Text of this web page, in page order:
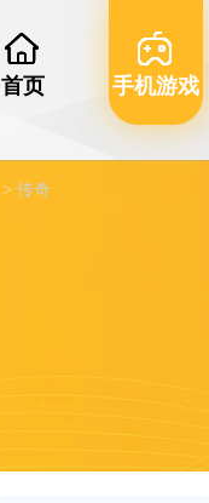
首页 手机游戏
> 传奇